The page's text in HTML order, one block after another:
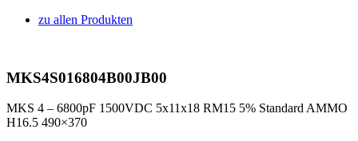
zu allen Produkten
MKS4S016804B00JB00
MKS 4 – 6800pF 1500VDC 5x11x18 RM15 5% Standard AMMO
H16.5 490×370